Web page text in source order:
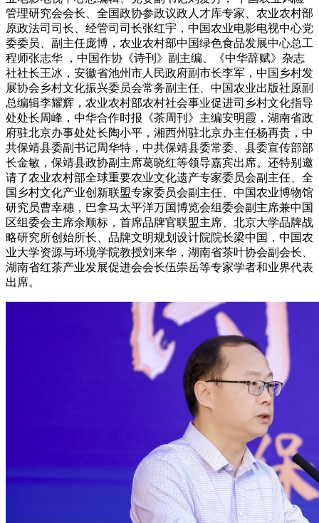
管理研究会会长、全国政协参政议政人才库专家、农业农村部
原政法司司长、经管司司长张红宇，中国农业电影电视中心党
委委员、副主任庞博，农业农村部中国绿色食品发展中心总工
程师张志华 ，中国作协《诗刊》副主编、《中华辞赋》杂志
社社长王冰，安徽省池州市人民政府副市长李军，中国乡村发
展协会乡村文化振兴委员会常务副主任、中国农业出版社原副
总编辑李耀辉，农业农村部农村社会事业促进司乡村文化指导
处处长周峰，中华合作时报《茶周刊》主编安明霞，湖南省政
府驻北京办事处处长陶小平，湘西州驻北京办主任杨再贵，中
共保靖县委副书记周华特，中共保靖县委常委、县委宣传部部
长金敏，保靖县政协副主席葛晓红等领导嘉宾出席。还特别邀
请了农业农村部全球重要农业文化遗产专家委员会副主任、全
国乡村文化产业创新联盟专家委员会副主任、中国农业博物馆
研究员曹幸穗，巴拿马太平洋万国博览会组委会副主席兼中国
区组委会主席余顺标，首席品牌官联盟主席、北京大学品牌战
略研究所创始所长、品牌文明规划设计院院长梁中国，中国农
业大学资源与环境学院教授刘来华，湖南省茶叶协会副会长、
湖南省红茶产业发展促进会会长伍崇岳等专家学者和业界代表
出席。